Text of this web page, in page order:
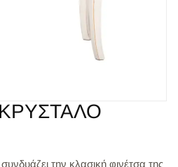
την κλασική φινέτσα της